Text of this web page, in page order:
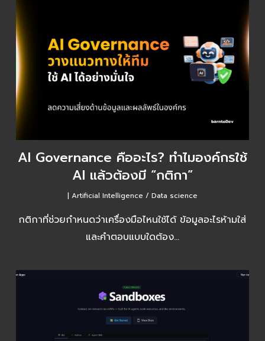
AI Governance คืออะไร? ทำไมองค์กรใช้
AI แล้วต้องมี “กติกา”
Artificial Intelligence / Data science
กติกาที่ช่วยกำหนดว่าเครื่องมือไหนใช้ได้ ข้อมูลอะไรห้ามใส่
และคำตอบแบบใดต้อง…